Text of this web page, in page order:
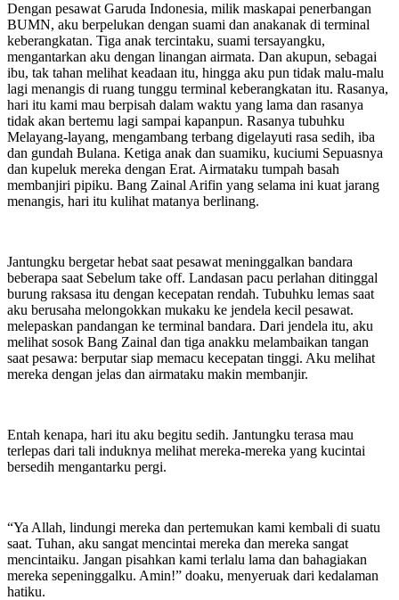
Dengan pesawat Garuda Indonesia, milik maskapai penerbangan
BUMN, aku berpelukan dengan suami dan anakanak di terminal
keberangkatan. Tiga anak tercintaku, suami tersayangku,
mengantarkan aku dengan linangan airmata. Dan akupun, sebagai
ibu, tak tahan melihat keadaan itu, hingga aku pun tidak malu-malu
lagi menangis di ruang tunggu terminal keberangkatan itu. Rasanya,
hari itu kami mau berpisah dalam waktu yang lama dan rasanya
tidak akan bertemu lagi sampai kapanpun. Rasanya tubuhku
Melayang-layang, mengambang terbang digelayuti rasa sedih, iba
dan gundah Bulana. Ketiga anak dan suamiku, kuciumi Sepuasnya
dan kupeluk mereka dengan Erat. Airmataku tumpah basah
membanjiri pipiku. Bang Zainal Arifin yang selama ini kuat jarang
menangis, hari itu kulihat matanya berlinang.
Jantungku bergetar hebat saat pesawat meninggalkan bandara
beberapa saat Sebelum take off. Landasan pacu perlahan ditinggal
burung raksasa itu dengan kecepatan rendah. Tubuhku lemas saat
aku berusaha melongokkan mukaku ke jendela kecil pesawat.
melepaskan pandangan ke terminal bandara. Dari jendela itu, aku
melihat sosok Bang Zainal dan tiga anakku melambaikan tangan
saat pesawa: berputar siap memacu kecepatan tinggi. Aku melihat
mereka dengan jelas dan airmataku makin membanjir.
Entah kenapa, hari itu aku begitu sedih. Jantungku terasa mau
terlepas dari tali induknya melihat mereka-mereka yang kucintai
bersedih mengantarku pergi.
“Ya Allah, lindungi mereka dan pertemukan kami kembali di suatu
saat. Tuhan, aku sangat mencintai mereka dan mereka sangat
mencintaiku. Jangan pisahkan kami terlalu lama dan bahagiakan
mereka sepeninggalku. Amin!” doaku, menyeruak dari kedalaman
hatiku.